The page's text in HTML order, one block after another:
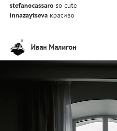
stefanocassaro so cute
innazaytseva красиво
Иван Малигон